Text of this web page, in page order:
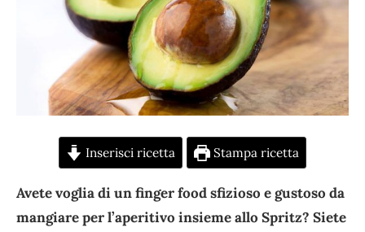
Inserisci ricetta Stampa ricetta
Avete voglia di un finger food sfizioso e gustoso da
mangiare per l’aperitivo insieme allo Spritz? Siete